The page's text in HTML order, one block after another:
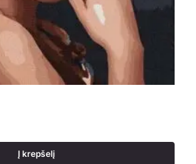
Į krepšelį